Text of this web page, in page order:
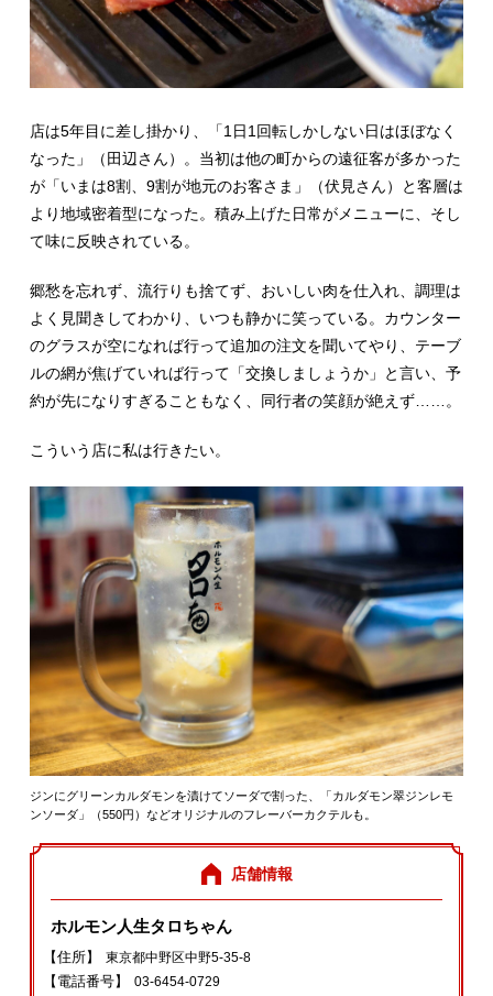
店は5年目に差し掛かり、「1日1回転しかしない日はほぼなく
なった」（田辺さん）。当初は他の町からの遠征客が多かった
が「いまは8割、9割が地元のお客さま」（伏見さん）と客層は
より地域密着型になった。積み上げた日常がメニューに、そし
て味に反映されている。
郷愁を忘れず、流行りも捨てず、おいしい肉を仕入れ、調理は
よく見聞きしてわかり、いつも静かに笑っている。カウンター
のグラスが空になれば行って追加の注文を聞いてやり、テーブ
ルの網が焦げていれば行って「交換しましょうか」と言い、予
約が先になりすぎることもなく、同行者の笑顔が絶えず……。
こういう店に私は行きたい。
ジンにグリーンカルダモンを漬けてソーダで割った、「カルダモン翠ジンレモ
ンソーダ」（550円）などオリジナルのフレーバーカクテルも。
店舗情報
ホルモン人生タロちゃん
【住所】 東京都中野区中野5‐35‐8
【電話番号】 03‐6454‐0729